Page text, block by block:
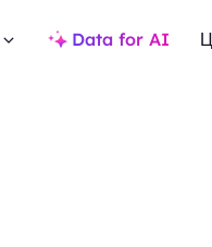
Data for AI